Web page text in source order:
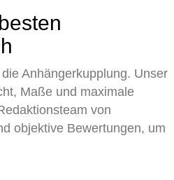
Anhängerkupplung. Unser
Maße und maximale
von
objektive Bewertungen, um